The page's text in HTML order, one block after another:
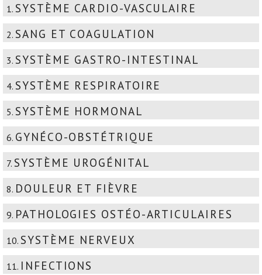
1. SYSTÈME CARDIO-VASCULAIRE
2. SANG ET COAGULATION
3. SYSTÈME GASTRO-INTESTINAL
4. SYSTÈME RESPIRATOIRE
5. SYSTÈME HORMONAL
6. GYNÉCO-OBSTÉTRIQUE
7. SYSTÈME UROGÉNITAL
8. DOULEUR ET FIÈVRE
9. PATHOLOGIES OSTÉO-ARTICULAIRES
10. SYSTÈME NERVEUX
11. INFECTIONS